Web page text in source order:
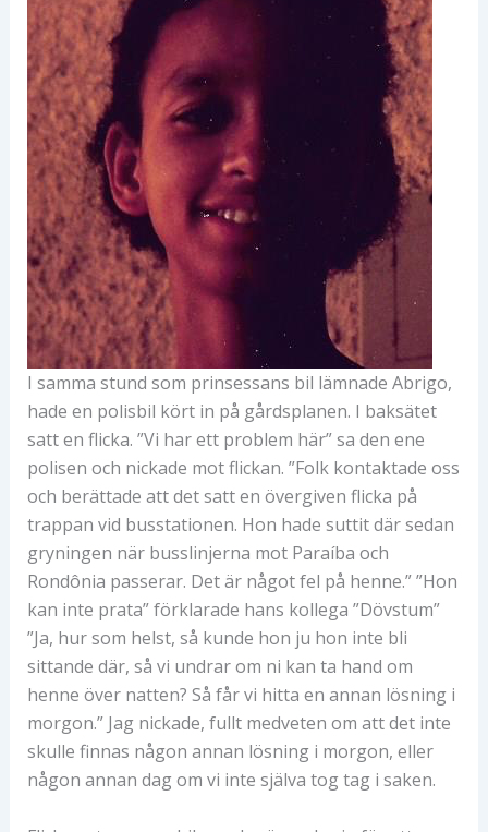
I samma stund som prinsessans bil lämnade Abrigo,
hade en polisbil kört in på gårdsplanen. I baksätet
satt en flicka. ”Vi har ett problem här” sa den ene
polisen och nickade mot flickan. ”Folk kontaktade oss
och berättade att det satt en övergiven flicka på
trappan vid busstationen. Hon hade suttit där sedan
gryningen när busslinjerna mot Paraíba och
Rondônia passerar. Det är något fel på henne.” ”Hon
kan inte prata” förklarade hans kollega ”Dövstum”
”Ja, hur som helst, så kunde hon ju hon inte bli
sittande där, så vi undrar om ni kan ta hand om
henne över natten? Så får vi hitta en annan lösning i
morgon.” Jag nickade, fullt medveten om att det inte
skulle finnas någon annan lösning i morgon, eller
någon annan dag om vi inte själva tog tag i saken.